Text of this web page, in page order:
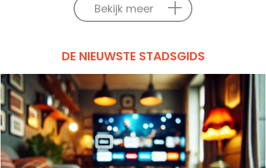
Bekijk meer
DE NIEUWSTE STADSGIDS